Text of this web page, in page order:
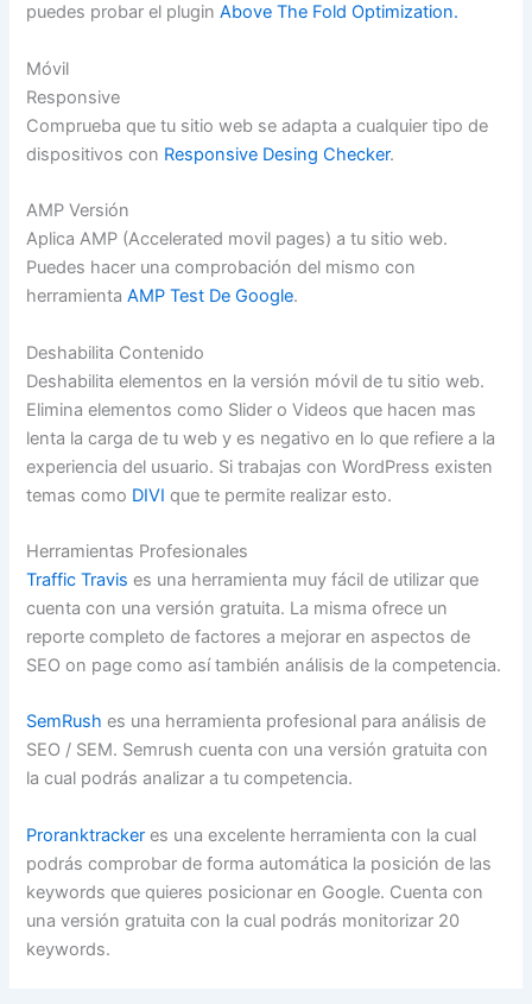
puedes probar el pluginAbove The Fold Optimization.
Móvil
Responsive
Comprueba que tu sitio web se adapta a cualquier tipo de
dispositivos con Responsive Desing Checker.
AMP Versión
Aplica AMP (Accelerated movil pages) a tu sitio web.
Puedes hacer una comprobación del mismo con
herramientaAMP Test De Google.
Deshabilita Contenido
Deshabilita elementos en la versión móvil de tu sitio web.
Elimina elementos como Slider o Videos que hacen mas
lenta la carga de tu web y es negativo en lo que refiere a la
experiencia del usuario. Si trabajas con WordPress existen
temas como DIVI que te permite realizar esto.
Herramientas Profesionales
Traffic Travis es una herramienta muy fácil de utilizar que
cuenta con una versión gratuita. La misma ofrece un
reporte completo de factores a mejorar en aspectos de
SEO on page como así también análisis de la competencia.
SemRush es una herramienta profesional para análisis de
SEO / SEM. Semrush cuenta con una versión gratuita con
la cual podrás analizar a tu competencia.
Proranktracker es una excelente herramienta con la cual
podrás comprobar de forma automática la posición de las
keywords que quieres posicionar en Google. Cuenta con
una versión gratuita con la cual podrás monitorizar 20
keywords.